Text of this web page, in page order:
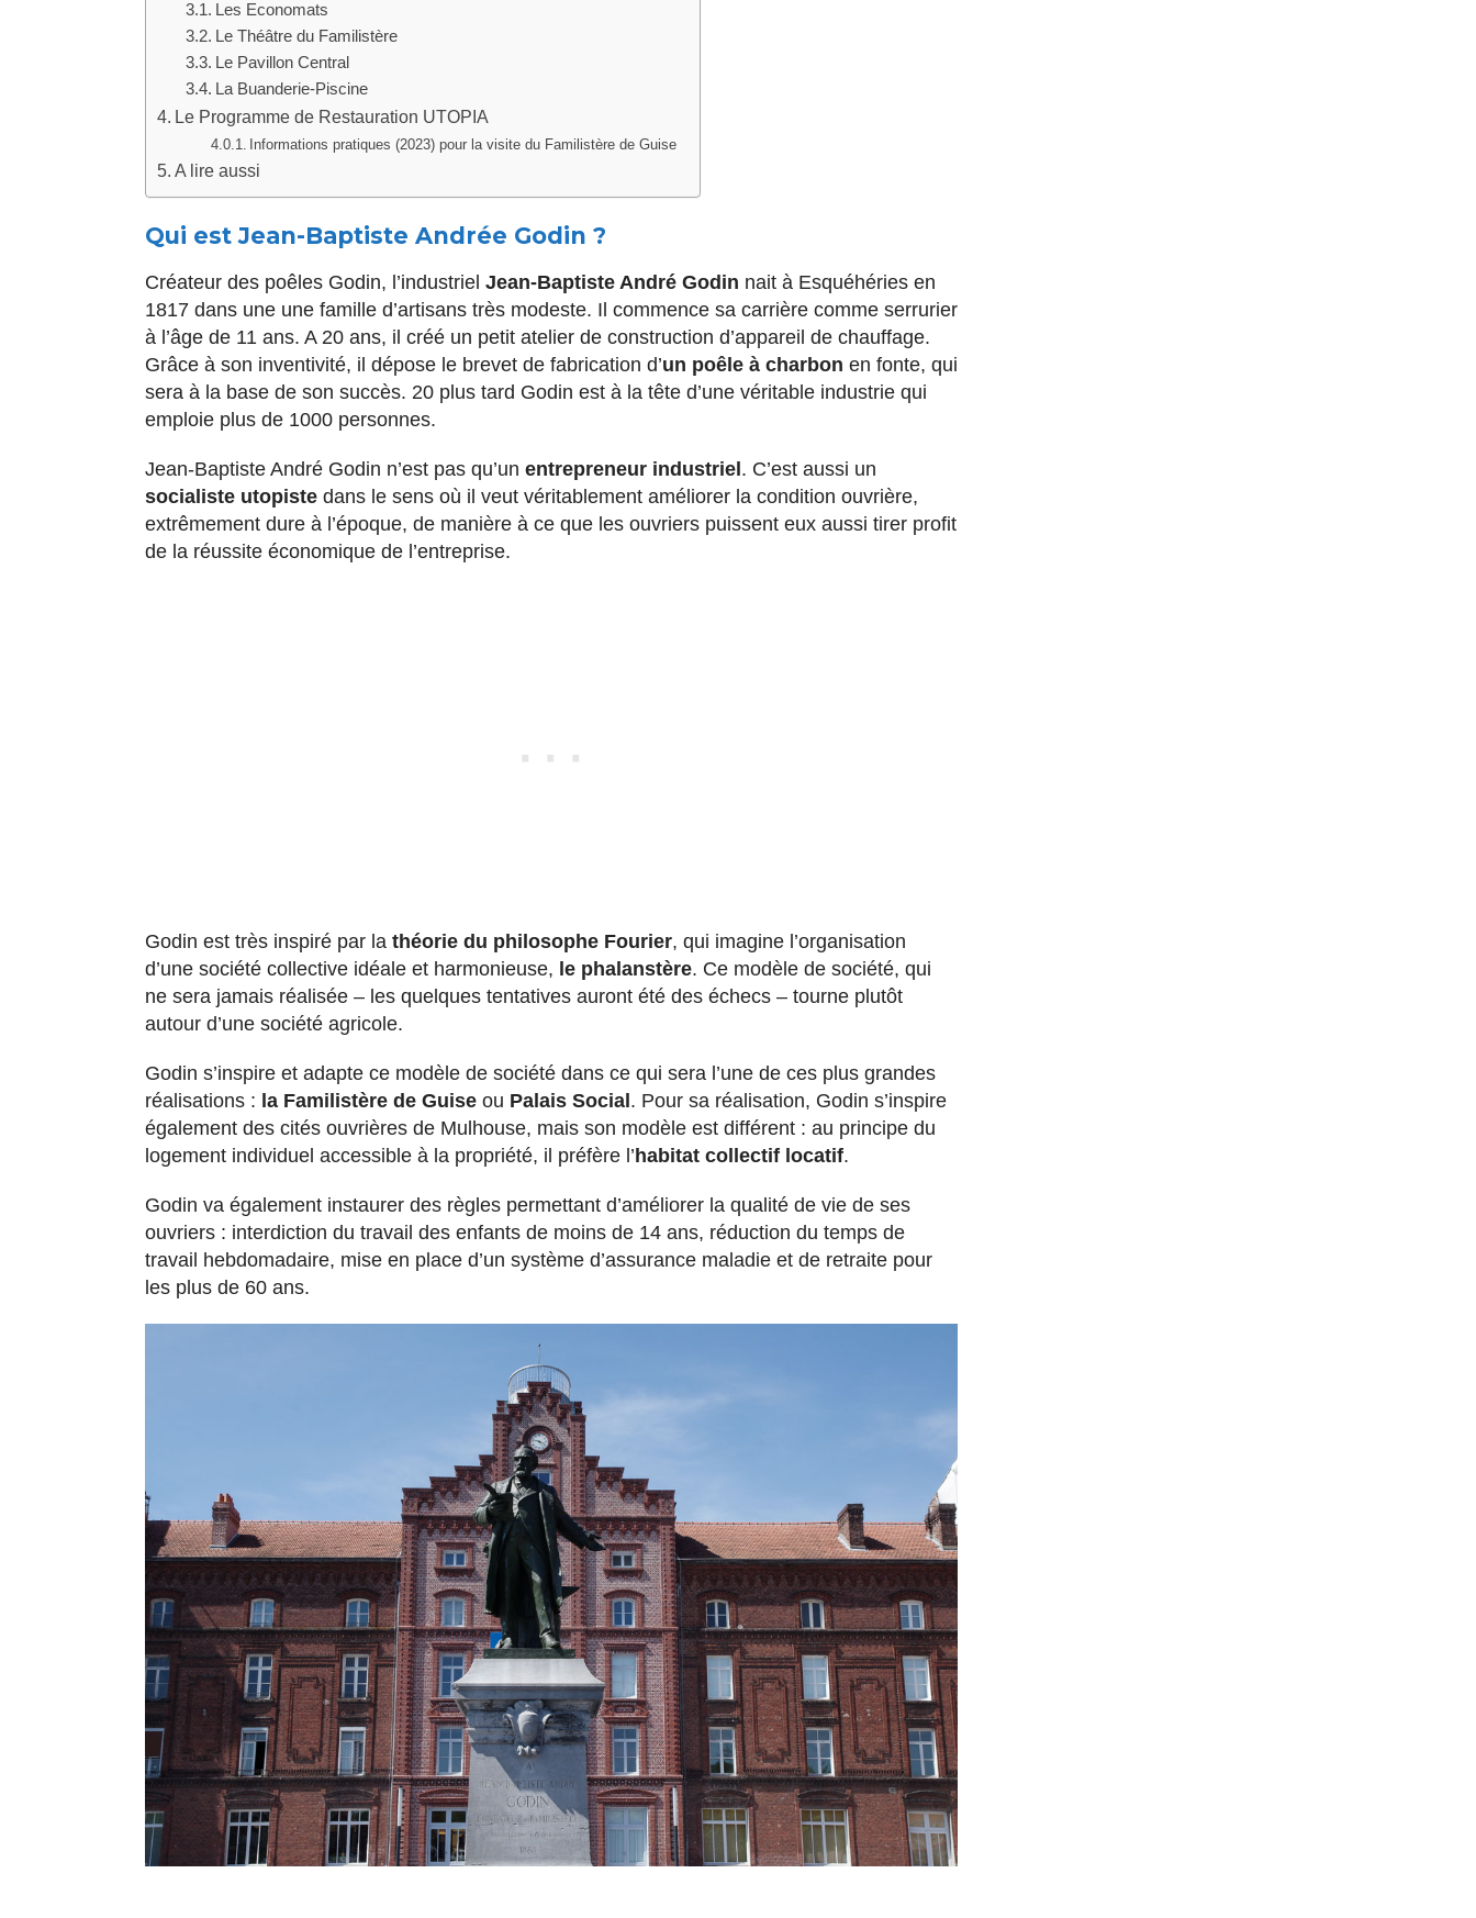
Les Economats
Le Théâtre du Familistère
Le Pavillon Central
La Buanderie-Piscine
Le Programme de Restauration UTOPIA
Informations pratiques (2023) pour la visite du Familistère de Guise
A lire aussi
Qui est Jean-Baptiste Andrée Godin ?
Créateur des poêles Godin, l’industriel Jean-Baptiste André Godin nait à Esquéhéries en
1817 dans une une famille d’artisans très modeste. Il commence sa carrière comme serrurier
à l’âge de 11 ans. A 20 ans, il créé un petit atelier de construction d’appareil de chauffage.
Grâce à son inventivité, il dépose le brevet de fabrication d’un poêle à charbon en fonte, qui
sera à la base de son succès. 20 plus tard Godin est à la tête d’une véritable industrie qui
emploie plus de 1000 personnes.
Jean-Baptiste André Godin n’est pas qu’un entrepreneur industriel . C’est aussi un
socialiste utopiste dans le sens où il veut véritablement améliorer la condition ouvrière,
extrêmement dure à l’époque, de manière à ce que les ouvriers puissent eux aussi tirer profit
de la réussite économique de l’entreprise.
Godin est très inspiré par la théorie du philosophe Fourier, qui imagine l’organisation
d’une société collective idéale et harmonieuse, le phalanstère. Ce modèle de société, qui
ne sera jamais réalisée – les quelques tentatives auront été des échecs – tourne plutôt
autour d’une société agricole.
Godin s’inspire et adapte ce modèle de société dans ce qui sera l’une de ces plus grandes
réalisations : la Familistère de Guise ou Palais Social . Pour sa réalisation, Godin s’inspire
également des cités ouvrières de Mulhouse, mais son modèle est différent : au principe du
logement individuel accessible à la propriété, il préfère l’ habitat collectif locatif.
Godin va également instaurer des règles permettant d’améliorer la qualité de vie de ses
ouvriers : interdiction du travail des enfants de moins de 14 ans, réduction du temps de
travail hebdomadaire, mise en place d’un système d’assurance maladie et de retraite pour
les plus de 60 ans.